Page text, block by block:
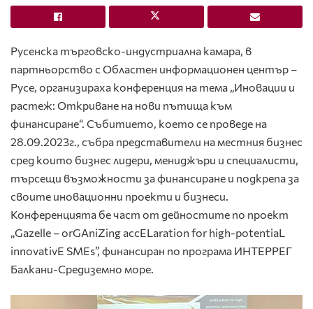
Русенска търговско-индустриална камара, в
партньорство с Областен информационен център –
Русе, организираха конференция на тема „Иновации и
растеж: Откриване на нови пътища към
финансиране“. Събитието, което се проведе на
28.09.2023г., събра представители на местния бизнес
сред които бизнес лидери, мениджъри и специалисти,
търсещи възможности за финансиране и подкрепа за
своите иновационни проекти и бизнеси.
Конференцията бе част от дейностите по проект
„Gazelle – orGAniZing accELaration for high-potentiaL
innovativE SMEs”, финансиран по програма ИНТЕРРЕГ
Балкани-Средиземно море.